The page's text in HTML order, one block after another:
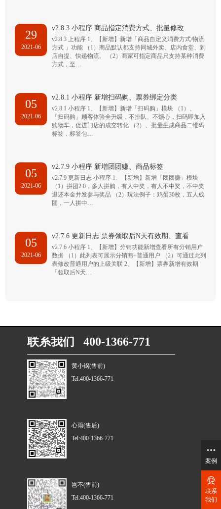
29
2021-06
v2.8.3 小程序 商品指定消费方式、批量修改
v2.8.3 上程序 1、【新增】新增「商品自定义消费方式/物流
方式 」功能 （1）商品默认都支持同城外卖、店内食堂、到
店自提、快递物流。 （2）商家可指定商品只支持某种消费
方式，至…
05
2021-06
v2.8.1 小程序 新增扫码购、票券绑定分类
v2.8.1 小程序 1、【新增】新增「扫码购」模块 （1）、
「扫码购」顾客体验全升级，不排队、不烦心，扫码即加入
购物车，促进门店的成交转化 （2）、批量生成商品二维码
标签，标签包…
05
2021-06
v2.7.9 小程序 新增团团赚、商品标签
v2.7.9 更新日志 小程序 1、【新增】新增「团团赚」模块
（1）拼团2.0，多人拼购，有人中奖，有人不中奖，不中奖
退还本金并发参与奖品 （2）玩法例子：鸡蛋30枚，五人成
团，一人拼中…
05
2021-06
v2.7.6 更新日志 票券领取后N天有效期、查看
v2.7.6 小程序 1、【新增】分销功能新增查看所有分销用户
数据 （1）此列表可展示分销商+普通用户 （2）可通过此列
表修改普通用户的上级关联 2、【新增】票券新增有效期
「领取后N天…
联系我们 400-1366-771
黄小锅(售前)
Tel:400-1366-771
心雨(售后)
Tel:400-1366-771
岂不(售前)
Tel:400-1366-771
案例
联系
我们